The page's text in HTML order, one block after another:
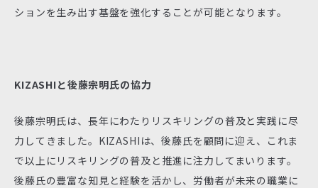
ションを生み出す基盤を強化することが可能となります。
KIZASHIと後藤宗明氏の協力
後藤宗明氏は、長年にわたりリスキリングの普及と実践に尽
力してきました。KIZASHIは、後藤氏を顧問に迎え、これま
で以上にリスキリングの普及と推進に注力してまいります。
後藤氏の豊富な知見と経験を活かし、労働者が未来の職業に